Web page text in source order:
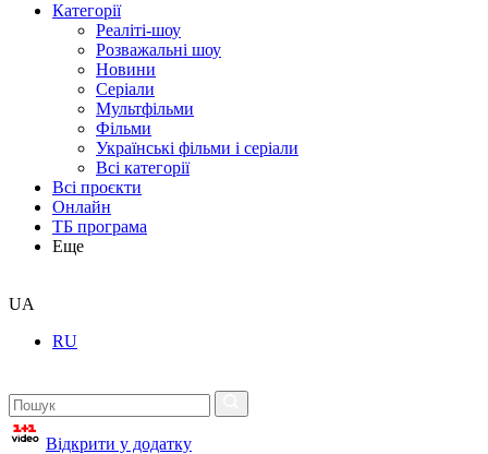
Категорії
Реаліті-шоу
Розважальні шоу
Новини
Серіали
Мультфільми
Фільми
Українські фільми і серіали
Всі категорії
Всі проєкти
Онлайн
ТБ програма
Еще
UA
RU
Відкрити у додатку